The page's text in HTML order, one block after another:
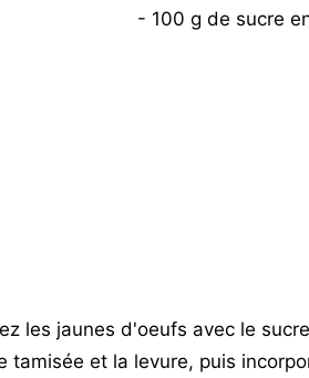
- 100 g de sucre
les jaunes d'oeufs avec le
tamisée et la levure, puis